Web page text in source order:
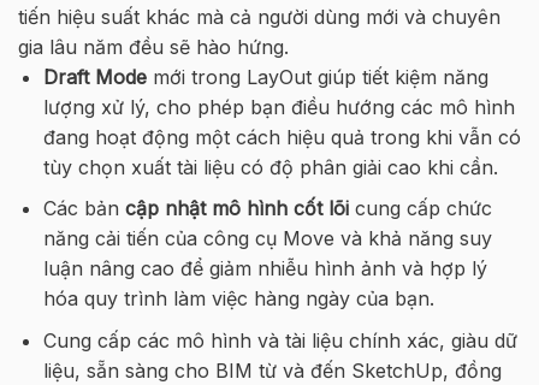
tiến hiệu suất khác mà cả người dùng mới và chuyên
gia lâu năm đều sẽ hào hứng.
Draft Mode mới trong LayOut giúp tiết kiệm năng
lượng xử lý, cho phép bạn điều hướng các mô hình
đang hoạt động một cách hiệu quả trong khi vẫn có
tùy chọn xuất tài liệu có độ phân giải cao khi cần.
Các bản cập nhật mô hình cốt lõicung cấp chức
năng cải tiến của công cụ Move và khả năng suy
luận nâng cao để giảm nhiễu hình ảnh và hợp lý
hóa quy trình làm việc hàng ngày của bạn.
Cung cấp các mô hình và tài liệu chính xác, giàu dữ
liệu, sẵn sàng cho BIM từ và đến SketchUp, đồng